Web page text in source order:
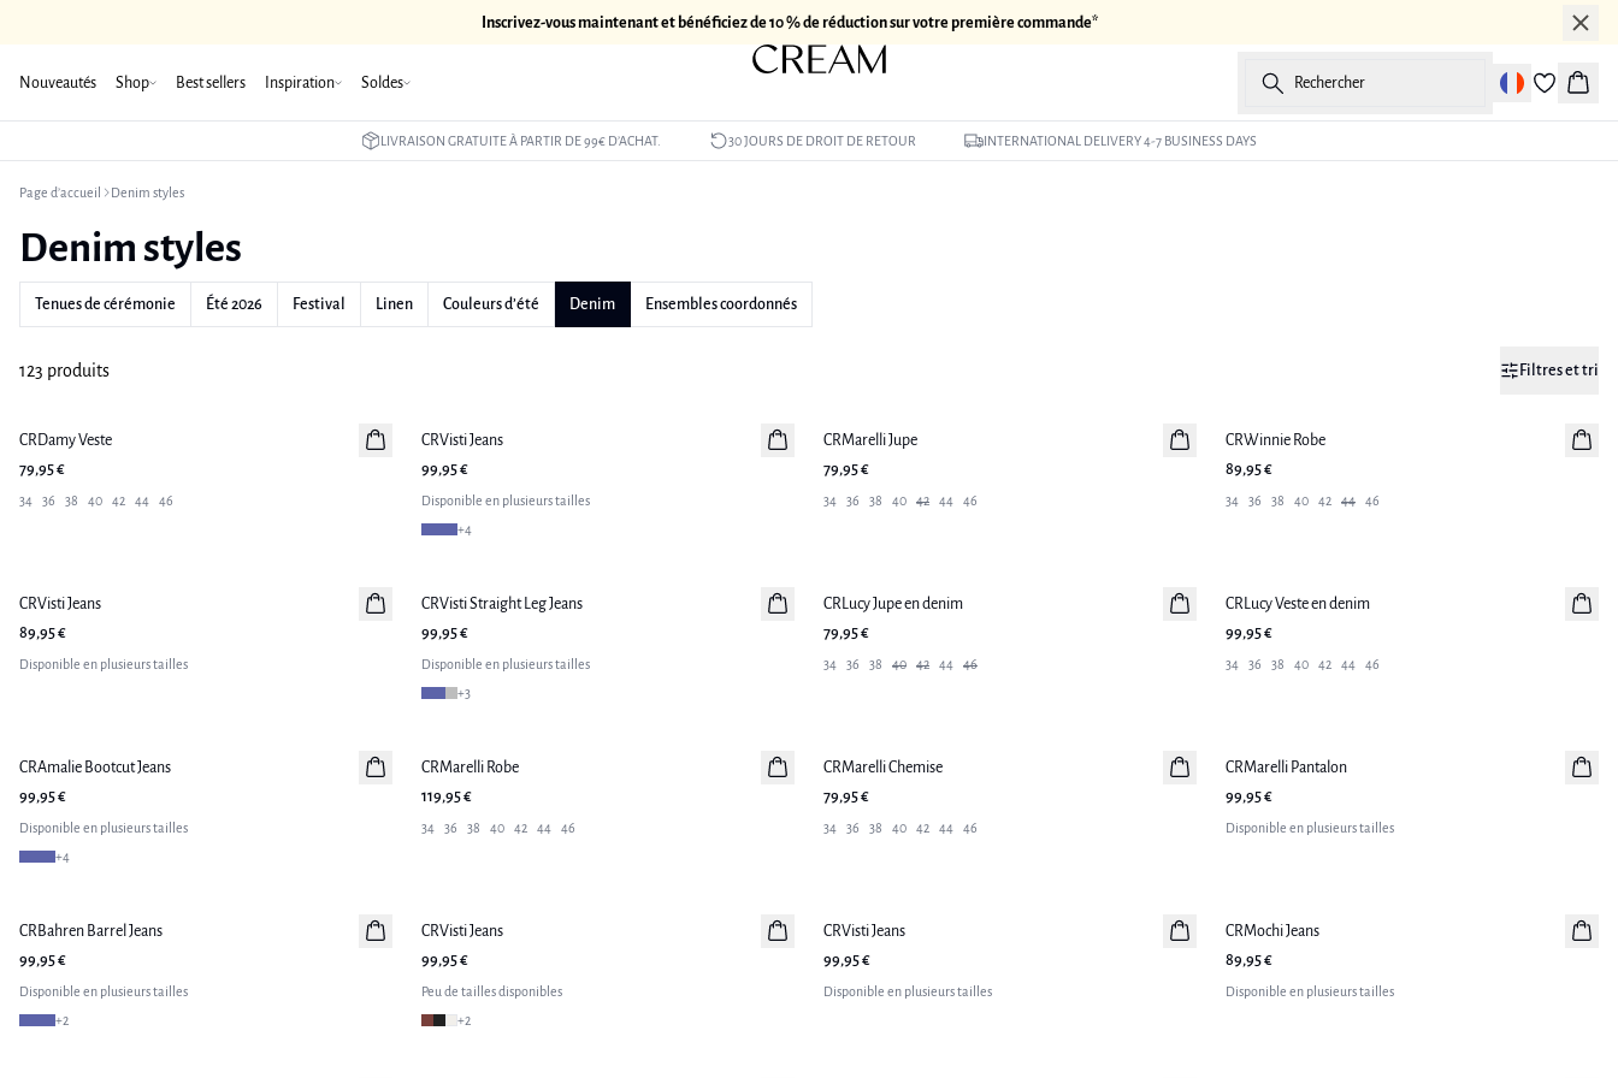
Inscrivez-vous maintenant et bénéficiez de 10 % de réduction sur votre première commande*
Nouveautés Shop Best sellers Inspiration Soldes Rechercher
Panier
LIVRAISON GRATUITE À PARTIR DE 99€ D’ACHAT. 30 JOURS DE DROIT DE RETOUR INTERNATIONAL DELIVERY 4-7 BUSINESS DAYS
Page d’accueil Denim styles
Denim styles
Tenues de cérémonie Été 2026 Festival Linen Couleurs d’été Denim Ensembles coordonnés
123 produits Filtres et tri
Nouveautés
CRDamy Veste
79,95 €
34 36 38 40 42 44 46
Nouveautés
CRVisti Jeans
99,95 €
Disponible en plusieurs tailles
+4
Nouveautés
CRMarelli Jupe
79,95 €
34 36 38 40 42 44 46
Nouveautés
CRWinnie Robe
89,95 €
34 36 38 40 42 44 46
Nouveautés
CRVisti Jeans
89,95 €
Disponible en plusieurs tailles
Nouveautés
CRVisti Straight Leg Jeans
99,95 €
Disponible en plusieurs tailles
+3
Nouveautés
CRLucy Jupe en denim
79,95 €
34 36 38 40 42 44 46
Nouveautés
CRLucy Veste en denim
99,95 €
34 36 38 40 42 44 46
Nouveautés
CRAmalie Bootcut Jeans
99,95 €
Disponible en plusieurs tailles
+4
Nouveautés
CRMarelli Robe
119,95 €
34 36 38 40 42 44 46
Nouveautés
CRMarelli Chemise
79,95 €
34 36 38 40 42 44 46
Nouveautés
CRMarelli Pantalon
99,95 €
Disponible en plusieurs tailles
Nouveautés
CRBahren Barrel Jeans
99,95 €
Disponible en plusieurs tailles
+2
Nouveautés
CRVisti Jeans
99,95 €
Peu de tailles disponibles
+2
Nouveautés
CRVisti Jeans
99,95 €
Disponible en plusieurs tailles
Nouveautés
CRMochi Jeans
89,95 €
Disponible en plusieurs tailles